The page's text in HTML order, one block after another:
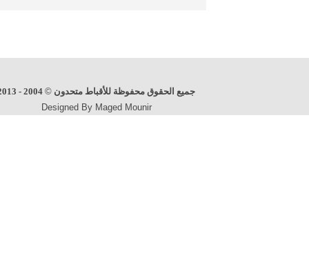
جميع الحقوق محفوظة للأقباط متحدون©
2004 - 2013
Designed By Maged Mounir